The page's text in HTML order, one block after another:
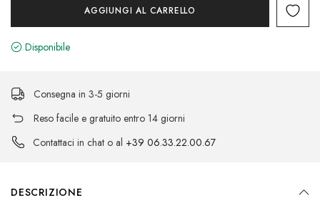
Disponibile
Consegna in 3-5 giorni
Reso facile e gratuito entro 14 giorni
Contattaci in chat o al +39 06.33.22.00.67
DESCRIZIONE